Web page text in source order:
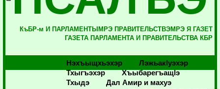
КъБР-м И ПАРЛАМЕНТЫМРЭ ПРАВИТЕЛЬСТВЭМРЭ Я ГАЗЕТ
ГАЗЕТА ПАРЛАМЕНТА И ПРАВИТЕЛЬСТВА КБР
Нэхъыщхьэхэр
Лэжьакlуэхэр
Тхыгъэхэр
Хъыбарегъащlэ
Тхыдэ
Дал Амир и махуэ